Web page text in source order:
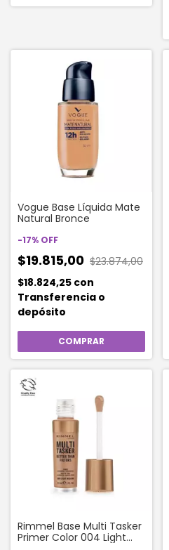
Vogue Base Líquida Mate
Natural Bronce
-17% OFF
$19.815,00 $23.874,00
$18.824,25 con
Transferencia o
depósito
Rimmel Base Multi Tasker
Primer Color 004 Light